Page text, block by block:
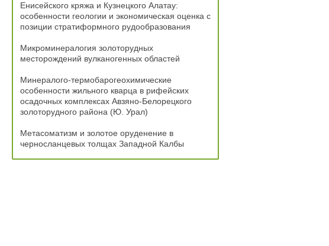
Енисейского кряжа и Кузнецкого Алатау:
особенности геологии и экономическая оценка с
позиции стратиформного рудообразования
Микроминералогия золоторудных
месторождений вулканогенных областей
Минералого-термобарогеохимические
особенности жильного кварца в рифейских
осадочных комплексах Авзяно-Белорецкого
золоторудного района (Ю. Урал)
Метасоматизм и золотое оруденение в
черносланцевых толщах Западной Калбы